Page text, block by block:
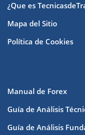
¿Que es
Mapa del Sitio
Política de Cookies
Manual de Forex
Guía de Análisis
Guía de Análisis